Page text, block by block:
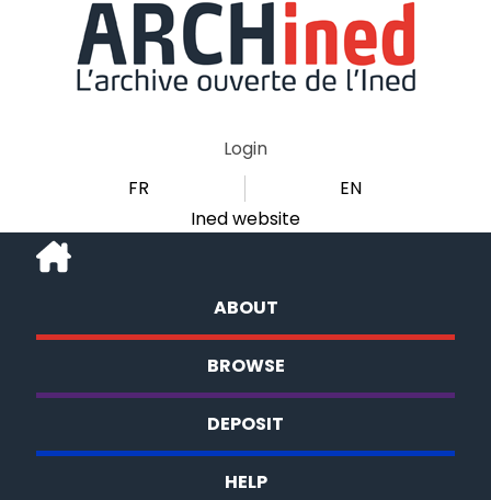
Login
FR
EN
Ined website
ABOUT
BROWSE
DEPOSIT
HELP